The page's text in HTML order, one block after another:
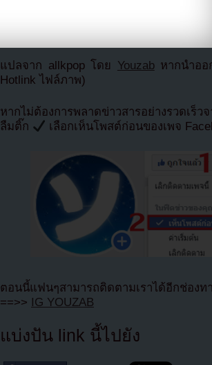
แปลจาก allkpop โดย Youzabหากนำออ
Hotlink ไฟล์ภาพ)
หากไม่ต้องการพลาดข่าวสารอย่างรวดเร็
ลืมติ๊ก
เลือกเห็นโพสต์ก่อนของเพจ
ตอนนี้แฟนๆสามารถติดตามเราได้อีกช่อง
==>> IG YOUZAB
แบ่งปัน link นี้ไปยัง